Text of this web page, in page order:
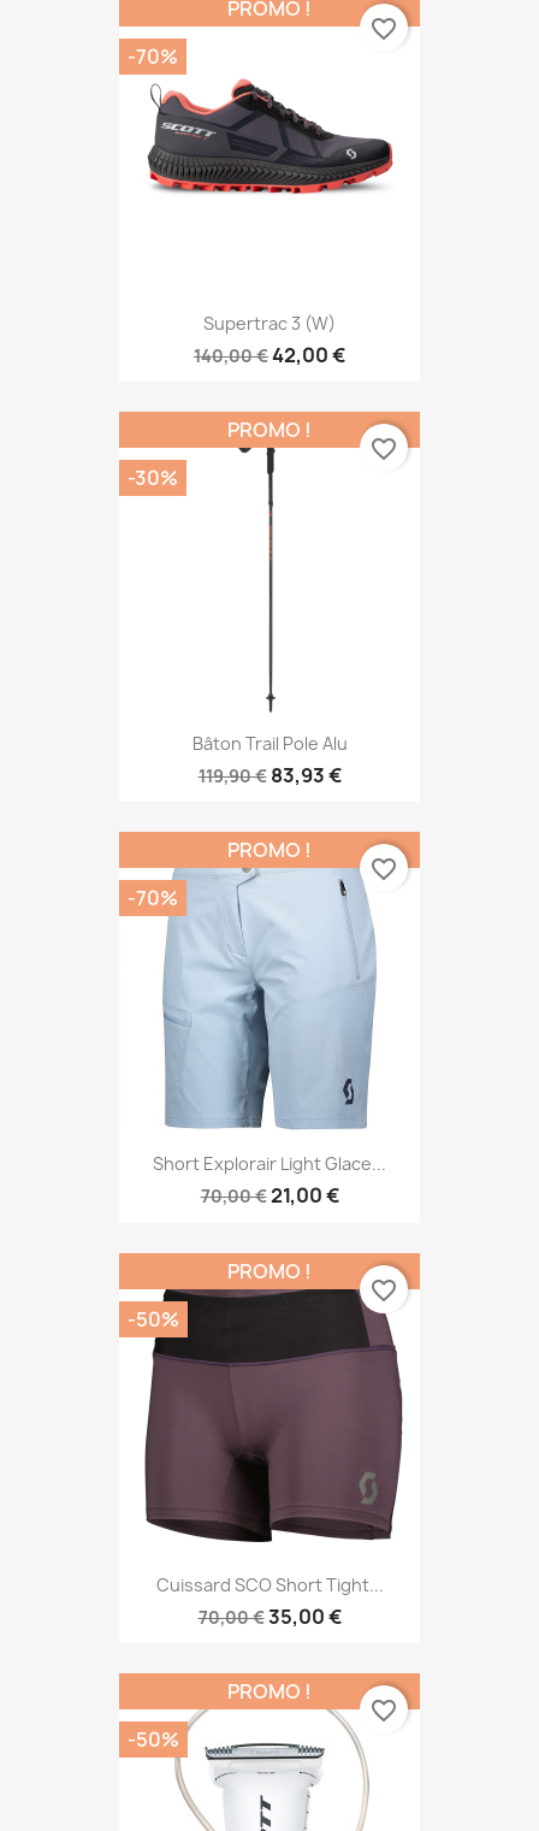
Supertrac 3 (W)
140,00 €42,00 €
PROMO !
-70%
favorite_border
Bâton Trail Pole Alu
119,90 € 83,93 €
PROMO !
-30%
favorite_border
Short Explorair Light Glace...
70,00 €21,00 €
PROMO !
-70%
favorite_border
Cuissard SCO Short Tight...
70,00 €35,00 €
PROMO !
-50%
favorite_border
PROMO !
-50%
favorite_border